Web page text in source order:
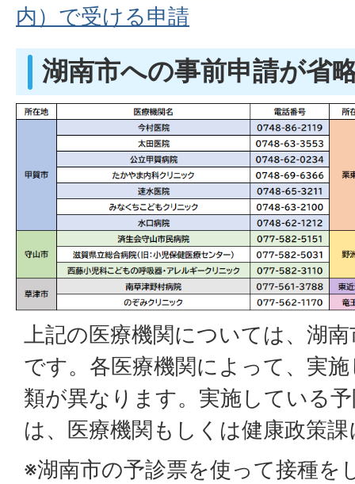
内）で受ける申請
湖南市への事前申請が省
上記の医療機関については、湖
です。各医療機関によって、実
類が異なります。実施している
は、医療機関もしくは健康政策
※湖南市の予診票を使って接種を